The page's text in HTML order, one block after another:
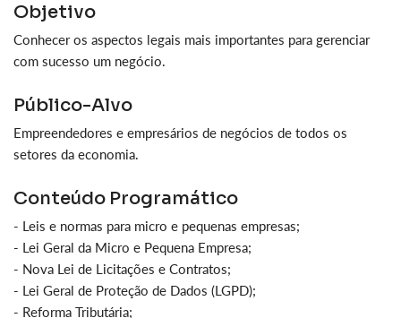
Objetivo
Conhecer os aspectos legais mais importantes para gerenciar
com sucesso um negócio.
Público-Alvo
Empreendedores e empresários de negócios de todos os
setores da economia.
Conteúdo Programático
- Leis e normas para micro e pequenas empresas;
- Lei Geral da Micro e Pequena Empresa;
- Nova Lei de Licitações e Contratos;
- Lei Geral de Proteção de Dados (LGPD);
- Reforma Tributária;